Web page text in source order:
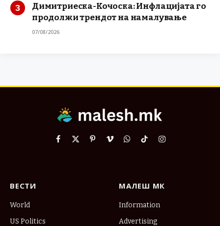
Димитриеска-Кочоска: Инфлацијата го
продолжи трендот на намалување
07/08/2026
Facebook
X
PinterestVimeoWhatsApp
TikTokInstagram
ВЕСТИ
World
US Politics
МАЛЕШ МК
Information
Advertising